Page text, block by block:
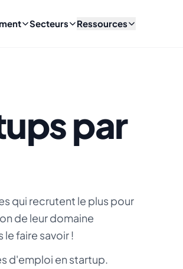
Secteurs Ressources
par
qui recrutent le plus pour
de leur domaine
faire savoir !
d'emploi en startup.